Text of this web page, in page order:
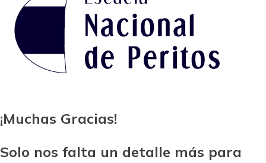
¡Muchas Gracias!
Solo nos falta un detalle más para